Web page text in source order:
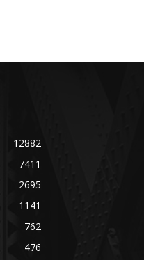
12882
7411
2695
1141
762
476